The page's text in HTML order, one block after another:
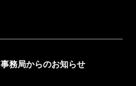
事務局からのお知らせ